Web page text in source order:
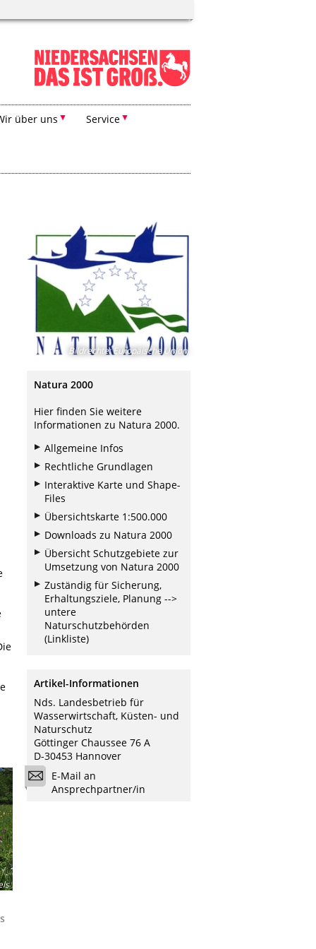
über uns Service
Bildrechte:Europäische Union
Natura 2000
Hier finden Sie weitere
Informationen zu Natura 2000.
Allgemeine Infos
Rechtliche Grundlagen
Interaktive Karte und Shape-
Files
Übersichtskarte 1:500.000
Downloads zu Natura 2000
Übersicht Schutzgebiete zur
Umsetzung von Natura 2000
Zuständig für Sicherung,
Erhaltungsziele, Planung -->
untere
Naturschutzbehörden
(Linkliste)
Artikel-Informationen
Nds. Landesbetrieb für
Wasserwirtschaft, Küsten- und
Naturschutz
Göttinger Chaussee 76 A
D-30453 Hannover
E-Mail an
Ansprechpartner/in